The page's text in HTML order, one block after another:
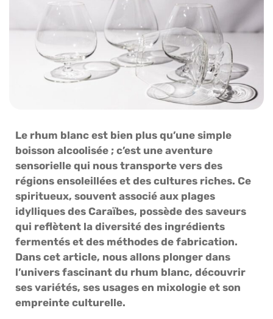
Le rhum blanc est bien plus qu’une simple
boisson alcoolisée ; c’est une aventure
sensorielle qui nous transporte vers des
régions ensoleillées et des cultures riches. Ce
spiritueux, souvent associé aux plages
idylliques des Caraïbes, possède des saveurs
qui reflètent la diversité des ingrédients
fermentés et des méthodes de fabrication.
Dans cet article, nous allons plonger dans
l’univers fascinant du rhum blanc, découvrir
ses variétés, ses usages en mixologie et son
empreinte culturelle.